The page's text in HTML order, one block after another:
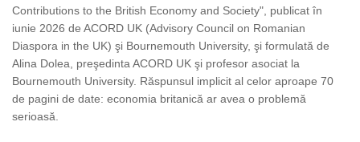
Contributions to the British Economy and Society", publicat în
iunie 2026 de ACORD UK (Advisory Council on Romanian
Diaspora in the UK) şi Bournemouth University, şi formulată de
Alina Dolea, preşedinta ACORD UK şi profesor asociat la
Bournemouth University. Răspunsul implicit al celor aproape 70
de pagini de date: economia britanică ar avea o problemă
serioasă.